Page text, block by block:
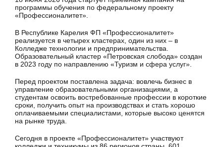
программы обучения по федеральному проекту
«Профессионалитет».
В Республике Карелия ФП «Профессионалитет»
реализуется в четырех кластерах, один из них – в
Колледже технологии и предпринимательства.
Образовательный кластер «Петровская слобода» создан
в 2023 году по направлению «Туризм и сфера услуг».
Перед проектом поставлена задача: вовлечь бизнес в
управление образовательными организациями, а
студентам освоить востребованные профессии в короткие
сроки, получить опыт на производствах и стать хорошо
оплачиваемыми специалистами, которые высоко ценятся
на рынке труда.
Сегодня в проекте «Профессионалитет» участвуют